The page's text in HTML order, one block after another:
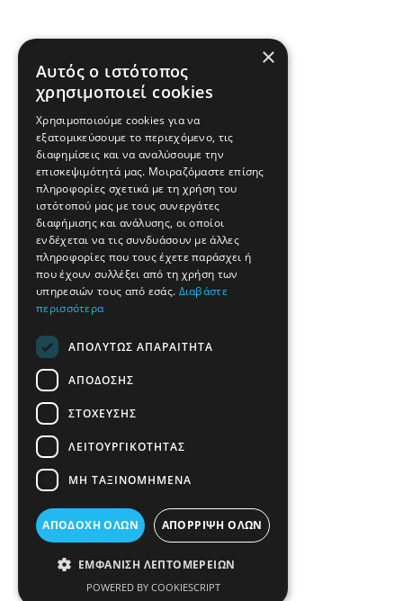
×
Αυτός ο ιστότοπος
χρησιμοποιεί cookies
Χρησιμοποιούμε cookies για να
εξατομικεύσουμε το περιεχόμενο, τις
διαφημίσεις και να αναλύσουμε την
επισκεψιμότητά μας. Μοιραζόμαστε επίσης
πληροφορίες σχετικά με τη χρήση του
ιστότοπού μας με τους συνεργάτες
διαφήμισης και ανάλυσης, οι οποίοι
ενδέχεται να τις συνδυάσουν με άλλες
πληροφορίες που τους έχετε παράσχει ή
που έχουν συλλέξει από τη χρήση των
υπηρεσιών τους από εσάς. Διαβάστε
περισσότερα
ΑΠΟΛΎΤΩΣ ΑΠΑΡΑΊΤΗΤΑ
ΑΠΌΔΟΣΗΣ
ΣΤΌΧΕΥΣΗΣ
ΛΕΙΤΟΥΡΓΙΚΌΤΗΤΑΣ
ΜΗ ΤΑΞΙΝΟΜΗΜΈΝΑ
ΑΠΟΔΟΧΉ ΌΛΩΝ ΑΠΌΡΡΙΨΗ ΌΛΩΝ
ΕΜΦΆΝΙΣΗ ΛΕΠΤΟΜΕΡΕΙΏΝ
POWERED BY COOKIESCRIPT